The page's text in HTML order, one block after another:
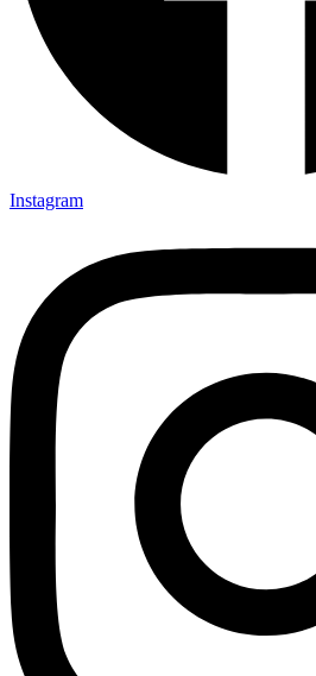
Instagram